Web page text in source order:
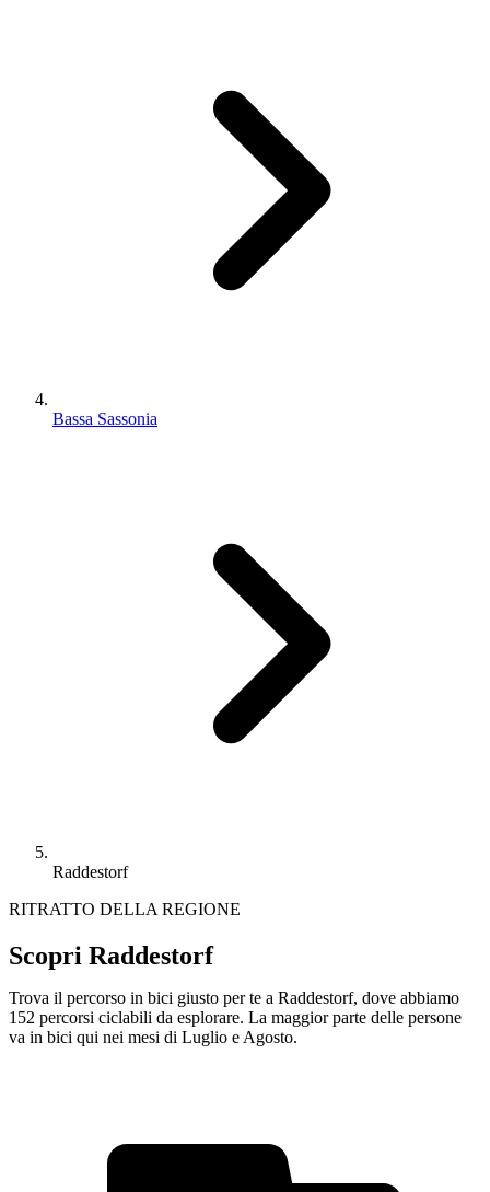
Bassa Sassonia
Raddestorf
RITRATTO DELLA REGIONE
Scopri Raddestorf
Trova il percorso in bici giusto per te a Raddestorf, dove abbiamo
152 percorsi ciclabili da esplorare. La maggior parte delle persone
va in bici qui nei mesi di Luglio e Agosto.